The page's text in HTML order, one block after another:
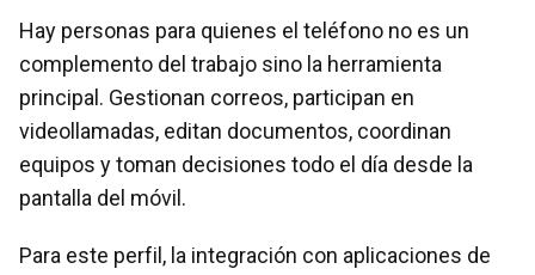
Hay personas para quienes el teléfono no es un
complemento del trabajo sino la herramienta
principal. Gestionan correos, participan en
videollamadas, editan documentos, coordinan
equipos y toman decisiones todo el día desde la
pantalla del móvil.
Para este perfil, la integración con aplicaciones de